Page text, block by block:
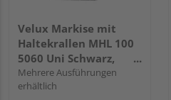
Velux Markise mit
Haltekrallen MHL 100
5060 Uni Schwarz,
Standard
Mehrere Ausführungen
erhältlich